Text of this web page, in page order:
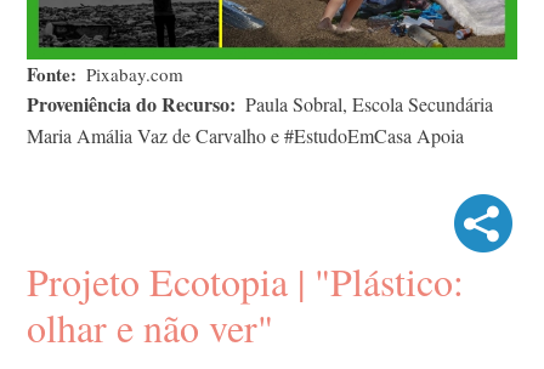
Fonte Pixabay.com
Proveniência do Recurso
Paula Sobral, Escola Secundária
Maria Amália Vaz de Carvalho e #EstudoEmCasa Apoia
Projeto Ecotopia | "Plástico:
olhar e não ver"